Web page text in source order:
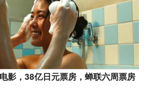
影，38亿日元票房，蝉联六周票房